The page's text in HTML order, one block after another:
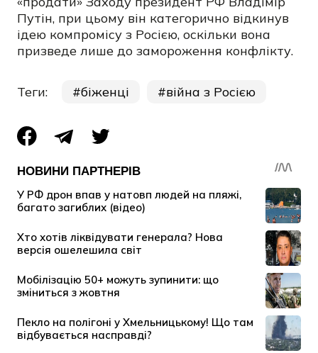
Путін, при цьому він категорично відкинув
ідею компромісу з Росією, оскільки вона
призведе лише до замороження конфлікту.
Теги: біженці війна з Росією